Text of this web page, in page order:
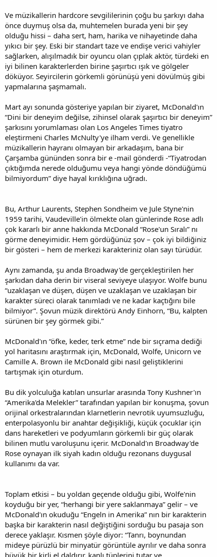
Ve müzikallerin hardcore sevgililerinin çoğu bu şarkıyı daha
önce duymuş olsa da, muhtemelen burada yeni bir şey
olduğu hissi – daha sert, ham, harika ve nihayetinde daha
yıkıcı bir şey. Eski bir standart taze ve endişe verici vahiyler
sağlarken, alışılmadık bir oyuncu olan çıplak aktör, türdeki en
iyi bilinen karakterlerden birine şaşırtıcı ışık ve gölgeler
döküyor. Seyircilerin görkemli görünüşü yeni dövülmüş gibi
yapmalarına şaşmamalı.
Mart ayı sonunda gösteriye yapılan bir ziyaret, McDonald'ın
“Dini bir deneyim değilse, zihinsel olarak şaşırtıcı bir deneyim”
şarkısını yorumlaması olan Los Angeles Times tiyatro
eleştirmeni Charles McNulty'ye ilham verdi. Ve genellikle
müzikallerin hayranı olmayan bir arkadaşım, bana bir
Çarşamba gününden sonra bir e -mail gönderdi -“Tiyatrodan
çıktığımda nerede olduğumu veya hangi yönde döndüğümü
bilmiyordum” diye hayal kırıklığına uğradı.
Bu, Arthur Laurents, Stephen Sondheim ve Jule Styne'nin
1959 tarihi, Vaudeville'in ölmekte olan günlerinde Rose adlı
çok kararlı bir anne hakkında McDonald “Rose'un Sıralı” nı
görme deneyimidir. Hem gördüğünüz şov – çok iyi bildiğiniz
bir gösteri – hem de merkezi karakteriniz olan sayı türüdür.
Aynı zamanda, şu anda Broadway'de gerçekleştirilen her
şarkıdan daha derin bir viseral seviyeye ulaşıyor. Wolfe bunu
“uzaklaşan ve düşen, düşen ve uzaklaşan ve uzaklaşan bir
karakter süreci olarak tanımladı ve ne kadar kaçtığını bile
bilmiyor”. Şovun müzik direktörü Andy Einhorn, “Bu, kalpten
sürünen bir şey görmek gibi.”
McDonald'ın “öfke, keder, terk etme” nde bir sıçrama dediği
yol haritasını araştırmak için, McDonald, Wolfe, Unicorn ve
Camille A. Brown ile McDonald gibi nasıl geliştiklerini
tartışmak için oturdum.
Bu dik yolculuğa katılan unsurlar arasında Tony Kushner'ın
“Amerika'da Melekler” tarafından yapılan bir konuşma, şovun
orijinal orkestralarından klarnetlerin nevrotik uyumsuzluğu,
enterpolasyonlu bir anahtar değişikliği, küçük çocuklar için
dans hareketleri ve podyumların görkemli bir güç olarak
bilinen mutlu varoluşunu içerir. McDonald'ın Broadway'de
Rose oynayan ilk siyah kadın olduğu rezonans duygusal
kullanımı da var.
Toplam etkisi – bu yoldan geçende olduğu gibi, Wolfe'nin
koyduğu bir yer, “herhangi bir yere saklanmaya” gelir – ve
McDonald'ın okuduğu “Engeln in Amerika” nın bir karakterin
başka bir karakterin nasıl değiştiğini sorduğu bu pasaja son
derece yaklaşır. Kısmen şöyle diyor: “Tanrı, boynundan
mideye pürüzlü bir minyatür görüntüle ayrılır ve daha sonra
büyük bir kirli el daldırır, kanlı tüplerini tutar ve